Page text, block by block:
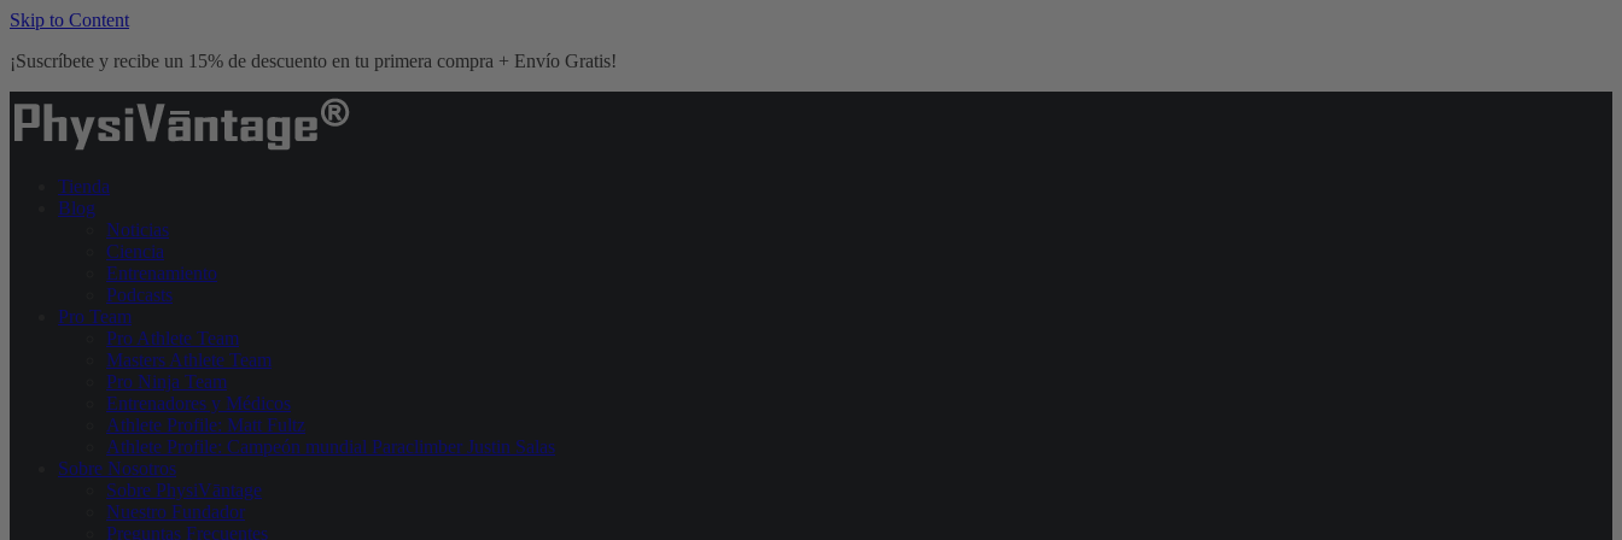
Skip to Content
¡Suscríbete y recibe un 15% de descuento en tu primera compra + Envío Gratis!
Tienda
Blog
Noticias
Ciencia
Entrenamiento
Podcasts
Pro Team
Pro Athlete Team
Masters Athlete Team
Pro Ninja Team
Entrenadores y Médicos
Athlete Profile: Matt Fultz
Athlete Profile: Campeón mundial Paraclimber Justin Salas
Sobre Nosotros
Sobre PhysiVāntage
Nuestro Fundador
Preguntas Frecuentes